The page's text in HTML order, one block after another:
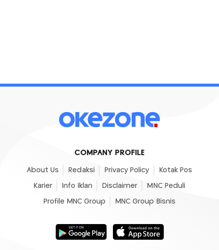
COMPANY PROFILE
About Us Redaksi Privacy Policy Kotak Pos
Karier Info Iklan Disclaimer MNC Peduli
Profile MNC Group MNC Group Bisnis